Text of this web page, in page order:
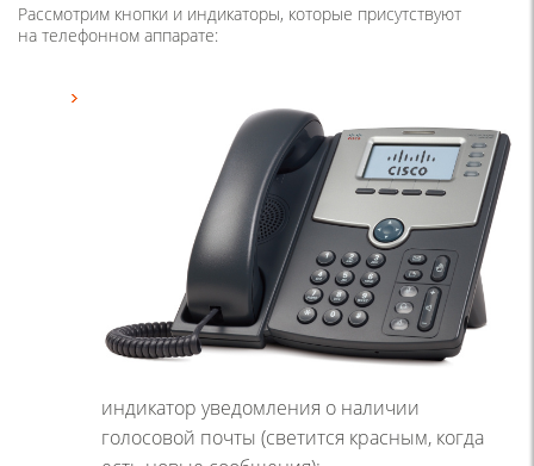
Рассмотрим кнопки и индикаторы, которые присутствуют
на телефонном аппарате:
индикатор уведомления о наличии
голосовой почты (светится красным, когда